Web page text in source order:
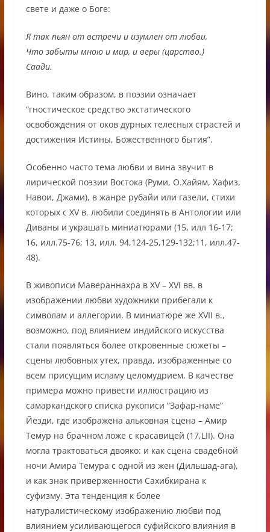
свете и даже о Боге:
Я так пьян от встречи и изумлен от любви,
Что забыты мною и мир, и веры (царство.)
Саади.
Вино, таким образом, в поэзии означает
“гностическое средство экстатического
освобождения от оков дурных телесных страстей и
достижения Истины, Божественного бытия”.
Особенно часто тема любви и вина звучит в
лирической поэзии Востока (Руми, О.Хайям, Хафиз,
Навои, Джами), в жанре рубайи или газели, стихи
которых с XV в. любили соединять в Антологии или
Диваны и украшать миниатюрами (15, илл 16-17;
16, илл.75-76; 13, илл. 94,124-25,129-132;11, илл.47-
48).
В живописи Мавераннахра в XV – XVI вв. в
изображении любви художники прибегали к
символам и аллегории. В миниатюре же XVII в.,
возможно, под влиянием индийского искусства
стали появляться более откровенные сюжеты –
сцены любовных утех, правда, изображенные со
всем присущим исламу целомудрием. В качестве
примера можно привести иллюстрацию из
самаркандского списка рукописи “Зафар-наме”
Йезди, где изображена альковная сцена – Амир
Темур на брачном ложе с красавицей (17,LII). Она
могла трактоваться двояко: и как сцена свадебной
ночи Амира Темура с одной из жен (Дильшад-ага),
и как знак приверженности Сахибкирана к
суфизму. Эта тенденция к более
натуралистическому изображению любви под
влиянием усиливающегося суфийского влияния в